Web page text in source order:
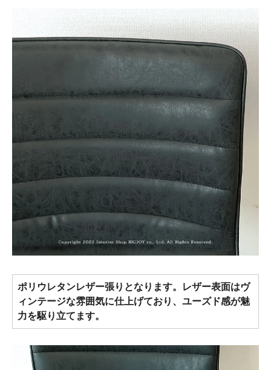
ポリウレタンレザー張りとなります。レザー表面はヴ
ィンテージな雰囲気に仕上げており、ユーズド感が魅
力を駆り立てます。